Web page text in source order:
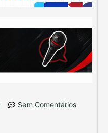
Sem Comentários